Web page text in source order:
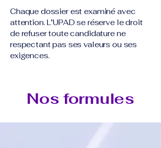
Chaque dossier est examiné avec
attention. L’UPAD se réserve le droit
de refuser toute candidature ne
respectant pas ses valeurs ou ses
exigences.
Nos formules